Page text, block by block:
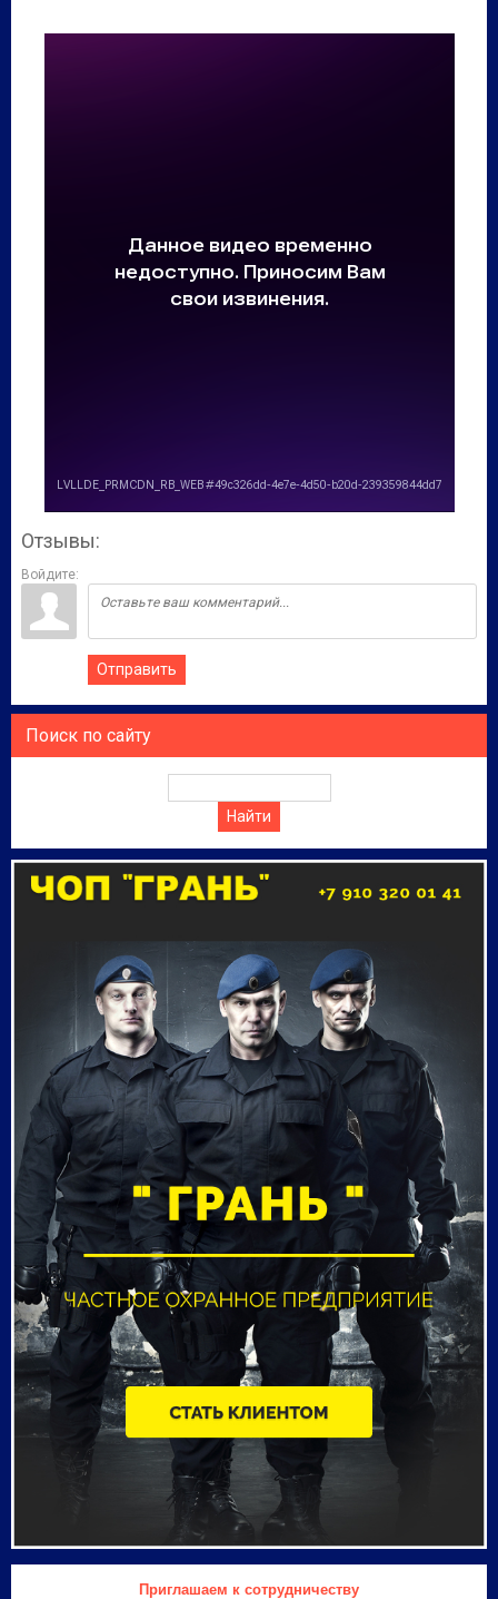
Отзывы:
Войдите:
Отправить
Поиск по сайту
Приглашаем к сотрудничеству